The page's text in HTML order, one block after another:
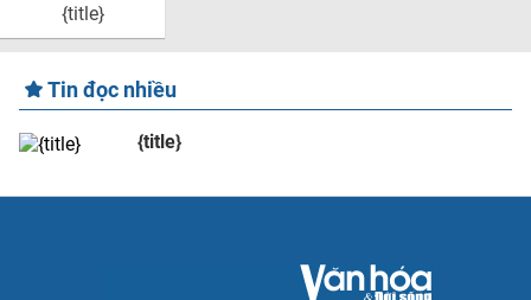
{title}
Tin đọc nhiều
{title}